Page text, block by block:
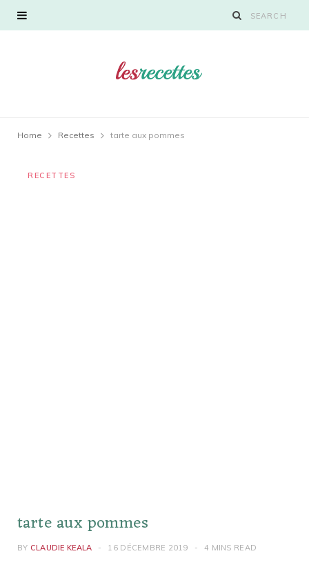
Home Recettes tarte aux pommes
RECETTES
tarte aux pommes
BY CLAUDIE KEALA 16 DÉCEMBRE 2019 4 MINS READ